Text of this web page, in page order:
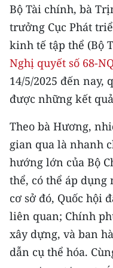
CHƯƠNG TRÌNH
MỘT SẢN PHẨM
RADIO
MEDIA CENTER
Video
Media Chính trị
Media Kinh tế
Media Văn hóa
Media Xã hội
Bộ Tài chính, bà
trưởng Cục Phát
kinh tế tập thể (Bộ
Nghị quyết số 68-
14/5/2025 đến
được những kết
Theo bà Hương,
gian qua là nhanh
hướng lớn của Bộ
thể, có thể áp
cơ sở đó, Quốc hội
liên quan; Chính
xây dựng, và ban
dẫn cụ thể hóa.